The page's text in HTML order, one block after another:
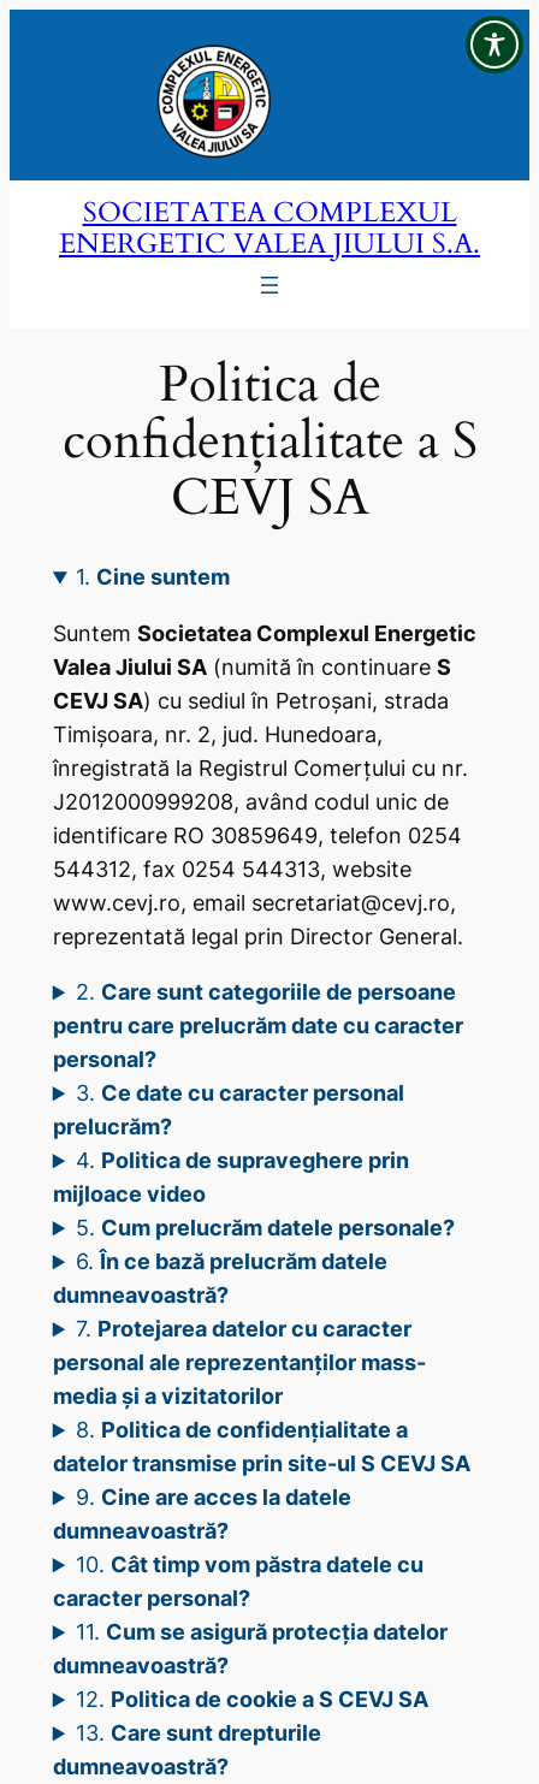
SOCIETATEA COMPLEXUL
ENERGETIC VALEA JIULUI S.A.
Politica de
confidențialitate a S
CEVJ SA
1. Cine suntem
Suntem Societatea Complexul Energetic
Valea Jiului SA(numită în continuare S
CEVJ SA) cu sediul în Petroșani, strada
Timișoara, nr. 2, jud. Hunedoara,
înregistrată la Registrul Comerțului cu nr.
J2012000999208, având codul unic de
identificare RO 30859649, telefon 0254
544312, fax 0254 544313, website
www.cevj.ro, email secretariat@cevj.ro,
reprezentată legal prin Director General.
2. Care sunt categoriile de persoane
pentru care prelucrăm date cu caracter
personal?
3. Ce date cu caracter personal
prelucrăm?
4. Politica de supraveghere prin
mijloace video
5. Cum prelucrăm datele personale?
6.În ce bază prelucrăm datele
dumneavoastră?
7. Protejarea datelor cu caracter
personal ale reprezentanților mass-
media și a vizitatorilor
8. Politica de confidențialitate a
datelor transmise prin site-ul S CEVJ SA
9. Cine are acces la datele
dumneavoastră?
10. Cât timp vom păstra datele cu
caracter personal?
11. Cum se asigură protecția datelor
dumneavoastră?
12. Politica de cookie a S CEVJ SA
13. Care sunt drepturile
dumneavoastră?